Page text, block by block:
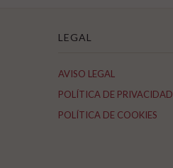
LEGAL
AVISO LEGAL
POLÍTICA DE PRIVACIDAD
POLÍTICA DE COOKIES